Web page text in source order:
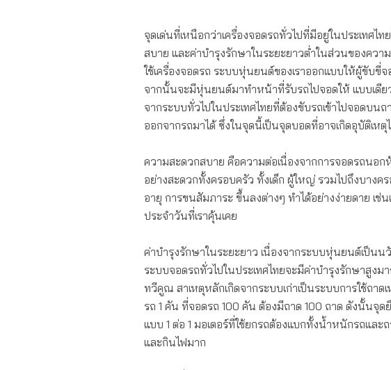
จุดเด่นที่เหนือกว่าเครื่องจอดรถทั่วไปที่มีอยู่ในประเทศไ
สบาย และค่าบำรุงรักษาในระยะยาวต่ำในส่วนของควา
ใช้เครื่องจอดรถ ระบบหุ่นยนต์ของเราออกแบบให้ผู้ขั
จากนั้นจะมีหุ่นยนต์มาทำหน้าที่รับรถไปจอดให้ แบบเดีย
จากระบบทั่วไปในประเทศไทยที่ต้องขับรถเข้าไปจอดบ
ออกจากรถมาได้ ซึ่งในจุดนี้เป็นจุดบอดที่อาจเกิดอุบัติเห
ความสะดวกสบาย คือความต่อเนื่องจากการจอดรถนอ
อย่างสะดวกทั้งครอบครัว ทั้งเด็ก ผู้ใหญ่ รวมไปถึงบางค
อายุ การขนสัมภาระ ขึ้นลงต่างๆ ทำได้อย่างง่ายดาย เช่
ประจำวันที่เราคุ้นเคย
ค่าบำรุงรักษาในระยะยาว เนื่องจากระบบหุ่นยนต์เป็น
ระบบจอดรถทั่วไปในประเทศไทยจะมีค่าบำรุงรักษาสูงมา
ทวีคูณ สาเหตุหลักเกิดจากระบบเก่าเป็นระบบการใช้ถาด
รถ 1 คัน ที่จอดรถ 100 คัน ต้องมีถาด 100 ถาด ดังนั้นจุ
แบบ 1 ต่อ 1 มอเตอร์ที่ใช้ยกรถต้องแบกทั้งน้ำหนักรถและ
และกินไฟมาก